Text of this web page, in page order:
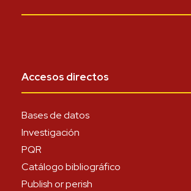
Accesos directos
Bases de datos
Investigación
PQR
Catálogo bibliográfico
Publish or perish